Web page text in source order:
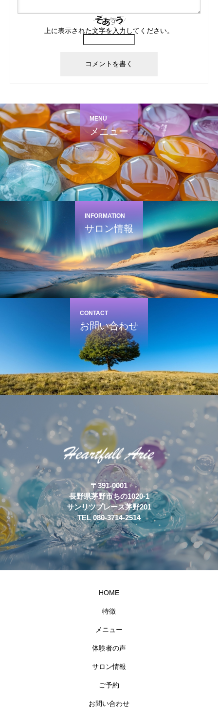
上に表示された文字を入力してください。
MENU
メニュー
INFORMATION
サロン情報
CONTACT
お問い合わせ
〒391-0001
長野県茅野市ちの1020-1
サンリツプレース茅野201
TEL 080-3714-2514
HOME
特徴
メニュー
体験者の声
サロン情報
ご予約
お問い合わせ